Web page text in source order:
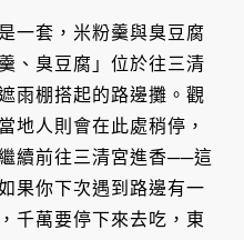
一套，米粉羹與臭豆腐
、臭豆腐」位於往三清
雨棚搭起的路邊攤。觀
地人則會在此處稍停，
續前往三清宮進香──這
果你下次遇到路邊有一
千萬要停下來去吃，東